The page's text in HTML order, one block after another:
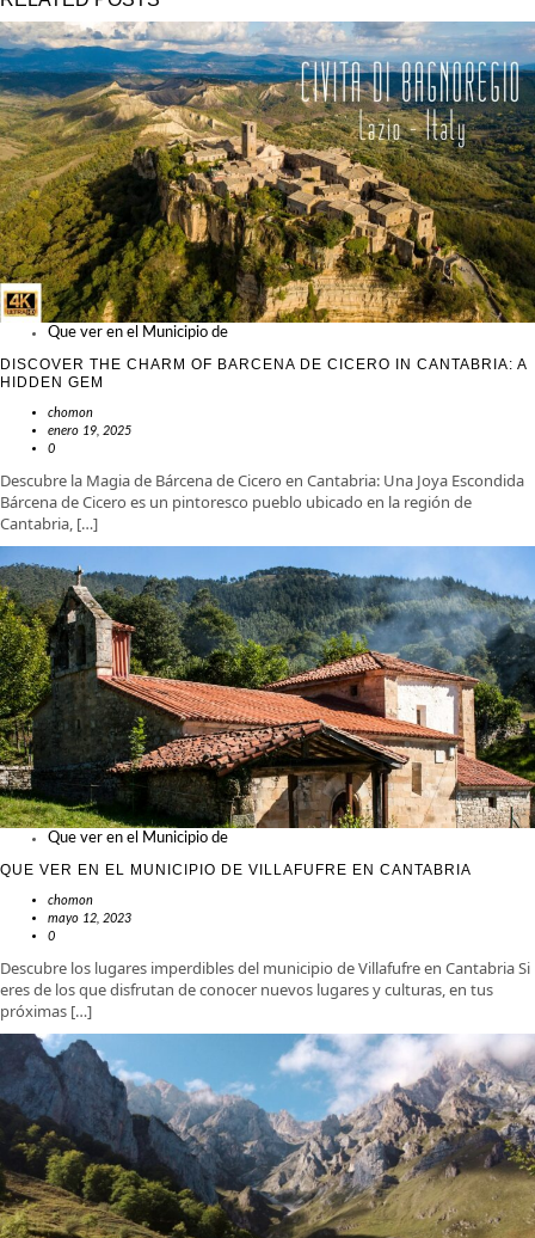
Que ver en el Municipio de
DISCOVER THE CHARM OF BARCENA DE CICERO IN CANTABRIA: A
HIDDEN GEM
chomon
enero 19, 2025
0
Descubre la Magia de Bárcena de Cicero en Cantabria: Una Joya Escondida
Bárcena de Cicero es un pintoresco pueblo ubicado en la región de
Cantabria, […]
Que ver en el Municipio de
QUE VER EN EL MUNICIPIO DE VILLAFUFRE EN CANTABRIA
chomon
mayo 12, 2023
0
Descubre los lugares imperdibles del municipio de Villafufre en Cantabria Si
eres de los que disfrutan de conocer nuevos lugares y culturas, en tus
próximas […]